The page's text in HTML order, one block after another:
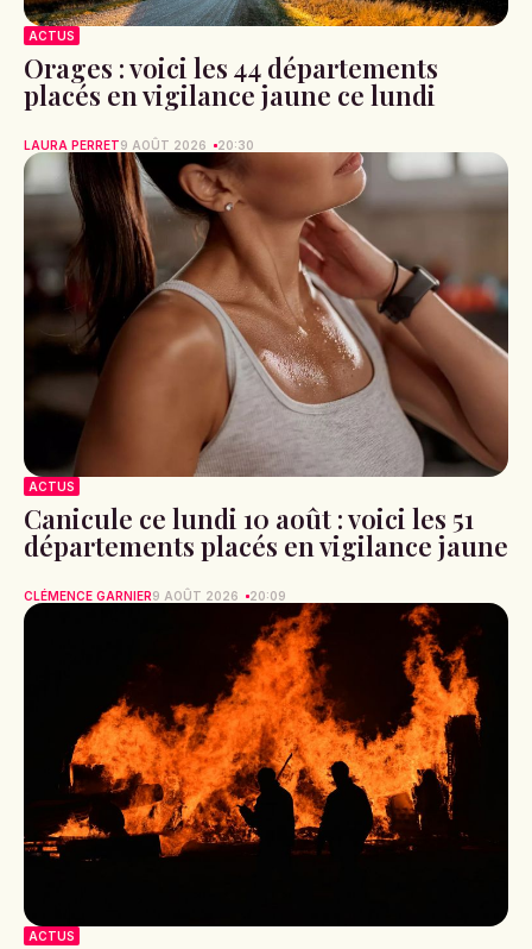
ACTUS
Orages : voici les 44 départements
placés en vigilance jaune ce lundi
LAURA PERRET9 AOÛT 2026 20:30
ACTUS
Canicule ce lundi 10 août : voici les 51
départements placés en vigilance jaune
CLÉMENCE GARNIER9 AOÛT 2026 20:09
ACTUS